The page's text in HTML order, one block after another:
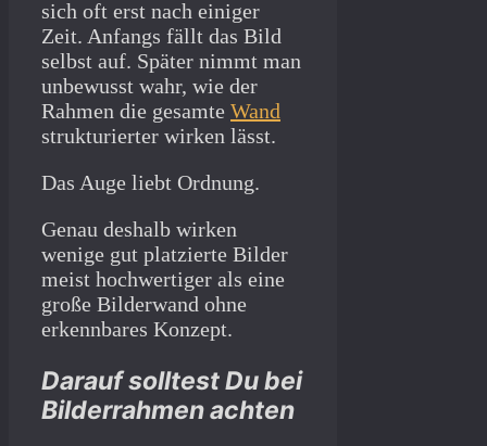
sich oft erst nach einiger
Zeit. Anfangs fällt das Bild
selbst auf. Später nimmt man
unbewusst wahr, wie der
Rahmen die gesamte Wand
strukturierter wirken lässt.
Das Auge liebt Ordnung.
Genau deshalb wirken
wenige gut platzierte Bilder
meist hochwertiger als eine
große Bilderwand ohne
erkennbares Konzept.
Darauf solltest Du bei
Bilderrahmen achten